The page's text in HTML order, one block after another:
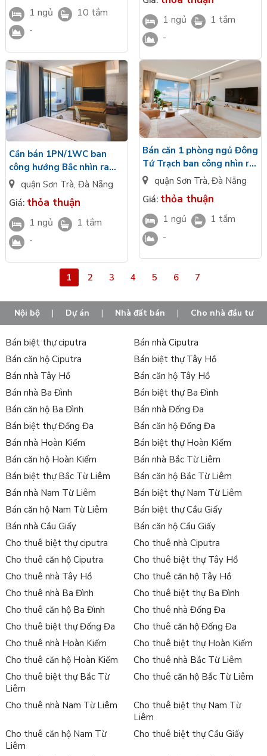
1 ngủ
10 tắm
-
1 ngủ
1 tắm
-
Cần bán 1PN/1WC ban
công hướng Bắc nhìn ra
biển hoàn thiện sang
Nẵng
quận Sơn Trà, Đà Nẵng
Giá: thỏa thuận
1 ngủ
1 tắm
-
Bán căn 1 phòng ngủ Đông
Tứ Trạch ban công nhìn ra
biển hoàn thiện cao cấp
Wyndham Soleil Đà Nẵng
quận Sơn Trà, Đà Nẵng
Giá: thỏa thuận
1 ngủ
1 tắm
-
1 2 3 4 5 6 7
Nội bộ | Dự án | Nhà đất bán | Cho nhà đầu tư
Bán biệt thự ciputra
Bán nhà Ciputra
Bán căn hộ Ciputra
Bán biệt thự Tây Hồ
Bán nhà Tây Hồ
Bán căn hộ Tây Hồ
Bán nhà Ba Đình
Bán biệt thự Ba Đình
Bán căn hộ Ba Đình
Bán nhà Đống Đa
Bán biệt thự Đống Đa
Bán căn hộ Đống Đa
Bán nhà Hoàn Kiếm
Bán biệt thự Hoàn Kiếm
Bán căn hộ Hoàn Kiếm
Bán nhà Bắc Từ Liêm
Bán biệt thự Bắc Từ Liêm
Bán căn hộ Bắc Từ Liêm
Bán nhà Nam Từ Liêm
Bán biệt thự Nam Từ Liêm
Bán căn hộ Nam Từ Liêm
Bán biệt thự Cầu Giấy
Bán nhà Cầu Giấy
Bán căn hộ Cầu Giấy
Cho thuê biệt thự ciputra
Cho thuê nhà Ciputra
Cho thuê căn hộ Ciputra
Cho thuê biệt thự Tây Hồ
Cho thuê nhà Tây Hồ
Cho thuê căn hộ Tây Hồ
Cho thuê nhà Ba Đình
Cho thuê biệt thự Ba Đình
Cho thuê căn hộ Ba Đình
Cho thuê nhà Đống Đa
Cho thuê biệt thự Đống Đa
Cho thuê căn hộ Đống Đa
Cho thuê nhà Hoàn Kiếm
Cho thuê biệt thự Hoàn Kiếm
Cho thuê căn hộ Hoàn Kiếm
Cho thuê nhà Bắc Từ Liêm
Cho thuê biệt thự Bắc Từ
Liêm
Cho thuê căn hộ Bắc Từ Liêm
Cho thuê nhà Nam Từ Liêm
Cho thuê biệt thự Nam Từ
Liêm
Cho thuê căn hộ Nam Từ
Liêm
Cho thuê biệt thự Cầu Giấy